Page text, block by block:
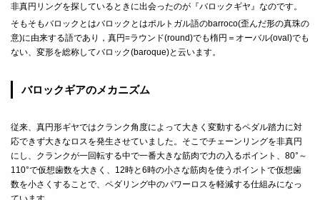
非真円リングを探しているときに出会ったのが『バロックギヤ』なのです。
そもそもバロックとはバロック とはポルトガル語のbarroco(歪んだ形の真珠の
意)に由来する語であり，真円=ラウンド(round)でも楕円＝オーバル(oval)でも
ない、変形を総称してバロック(baroque)と云います。
バロックギアのメカニズム
従来、真円形ギヤではクランク角度によって大きく変動するペダル踏力に対
応できず大きなロスを発生させていました。そこでチェーンリングを非真円
にし、クランクが一回転する中で一番大きな筋肉で力の入るポイント、80°～
110°で仮想歯数を大きく、12時と6時の小さな筋肉を使うポイントで仮想歯
数を小さくすることで、ペダリング中のパワーロスを軽減する仕組みになっ